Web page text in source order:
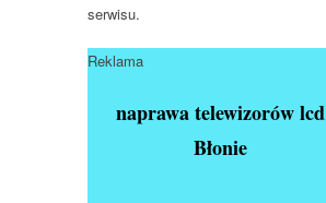
serwisu.
Reklama
naprawa telewizorów lcd
Błonie